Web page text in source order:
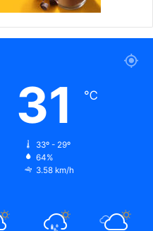
31 ℃
33º - 29º
64%
3.58 km/h